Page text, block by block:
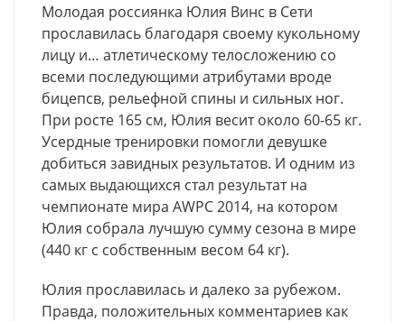
Молодая россиянка Юлия Винс в Сети
прославилась благодаря своему кукольному
лицу и… атлетическому телосложению со
всеми последующими атрибутами вроде
бицепсв, рельефной спины и сильных ног.
При росте 165 см, Юлия весит около 60-65 кг.
Усердные тренировки помогли девушке
добиться завидных результатов. И одним из
самых выдающихся стал результат на
чемпионате мира AWPC 2014, на котором
Юлия собрала лучшую сумму сезона в мире
(440 кг с собственным весом 64 кг).
Юлия прославилась и далеко за рубежом.
Правда, положительных комментариев как